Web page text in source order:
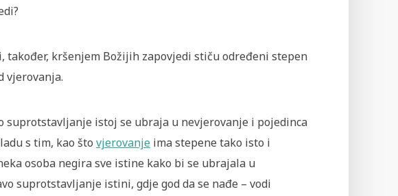
također, kršenjem Božijih zapovjedi stiču određeni stepen
vjerovanja.
suprotstavljanje istoj se ubraja u nevjerovanje i pojedinca
s tim, kao što vjerovanje ima stepene tako isto i
osoba negira sve istine kako bi se ubrajala u
suprotstavljanje istini, gdje god da se nađe – vodi